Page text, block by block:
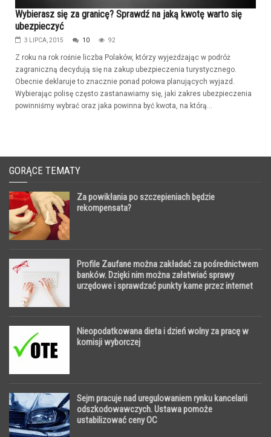
Wybierasz się za granicę? Sprawdź na jaką kwotę warto się
ubezpieczyć
3 LIPCA, 2015 10 92
Z roku na rok rośnie liczba Polaków, którzy wyjeżdżając w podróż
zagraniczną decydują się na zakup ubezpieczenia turystycznego.
Obecnie deklaruje to znacznie ponad połowa planujących wyjazd.
Wybierając polisę często zastanawiamy się, jaki zakres ubezpieczenia
powinniśmy wybrać oraz jaka powinna być kwota, na którą...
GORĄCE TEMATY
Za powikłania po szczepieniach będzie
rekompensata?
Profile Zaufane można zakładać za pośrednictwem
banków. Dzięki nim można załatwiać sprawy
urzędowe i sprawdzać punkty karne przez internet
Nieopodatkowana dieta i dzień wolny za pracę w
komisji wyborczej
Sejm pracuje nad uregulowaniem rynku kancelarii
odszkodowawczych. Ustawa pomoże
ustabilizować ceny OC